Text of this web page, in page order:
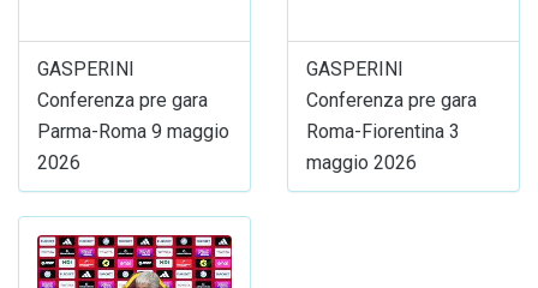
GASPERINI
Conferenza pre gara
Parma-Roma 9 maggio
2026
GASPERINI
Conferenza pre gara
Roma-Fiorentina 3
maggio 2026